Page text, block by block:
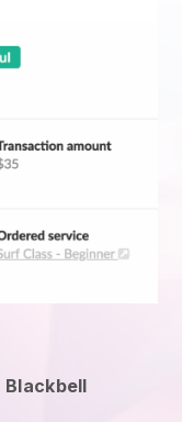
Blackbell